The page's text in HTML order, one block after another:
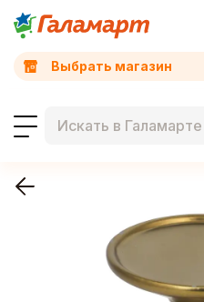
Выбрать магазин